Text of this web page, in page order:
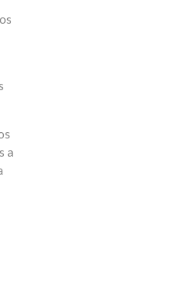
a